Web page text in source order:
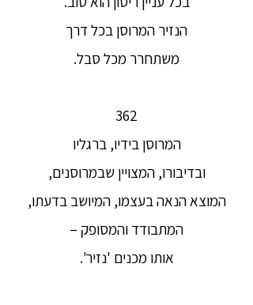
הנזיר המרוסן בכל דרך
משתחרר מכל סבל.
362
המרוסן בידיו, ברגליו
ובדיבורו, המצויין שבמרוסנים,
המוצא הנאה בעצמו, המיושב בדעתו,
המתבודד והמסופק –
אותו מכנים 'נזיר'.